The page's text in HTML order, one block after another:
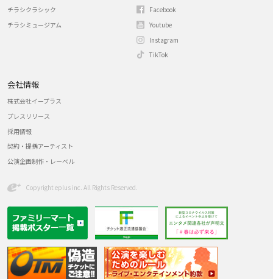
チラシクラシック
チラシミュージアム
Facebook
Youtube
Instagram
TikTok
会社情報
株式会社イープラス
プレスリリース
採用情報
契約・提携アーティスト
公演企画制作・レーベル
Copyright eplus inc. All Rights Reserved.